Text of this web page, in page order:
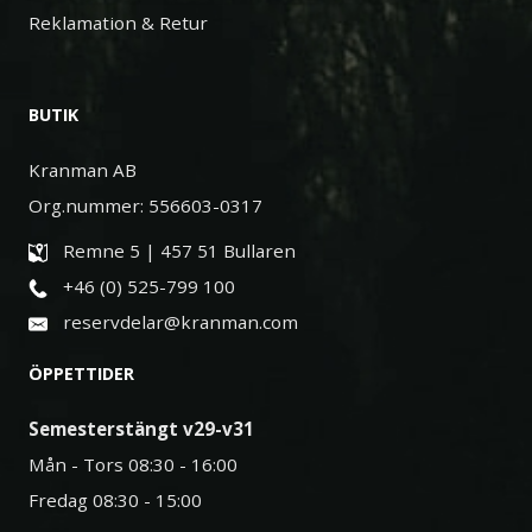
Reklamation & Retur
BUTIK
Kranman AB
Org.nummer: 556603-0317
Remne 5 | 457 51 Bullaren
+46 (0) 525-799 100
reservdelar@kranman.com
ÖPPETTIDER
Semesterstängt v29-v31
Mån - Tors 08:30 - 16:00
Fredag 08:30 - 15:00